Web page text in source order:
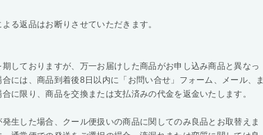
る返品はお断りさせていただきます。
しておりますが、万一お届けした商品がお申し込み商品と異なっ
には、商品到着後8日以内に「お問い合せ」フォーム、メール、ま
に限り、商品を交換または支払済みの代金を返金いたします。
生した場合、クール便扱いの商品に関してのみ良品とお取替えま